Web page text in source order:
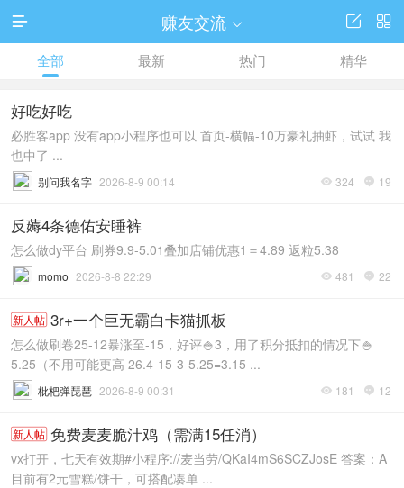
 赚友交流  

全部 最新 热门 精华
好吃好吃
必胜客app 没有app小程序也可以 首页-横幅-10万豪礼抽虾，试试 我
也中了 ...
 324  19
别问我名字 2026-8-9 00:14
反薅4条德佑安睡裤
怎么做dy平台 刷券9.9-5.01叠加店铺优惠1＝4.89 返粒5.38
 481  22
momo 2026-8-8 22:29
新人帖 3r+一个巨无霸白卡猫抓板
怎么做刷卷25-12暴涨至-15，好评🍚3，用了积分抵扣的情况下🍚
5.25（不用可能更高 26.4-15-3-5.25=3.15 ...
 181  12
枇杷弹琵琶 2026-8-9 00:31
新人帖 免费麦麦脆汁鸡（需满15任消）
vx打开，七天有效期#小程序://麦当劳/QKaI4mS6SCZJosE 答案：A
目前有2元雪糕/饼干，可搭配凑单 ...